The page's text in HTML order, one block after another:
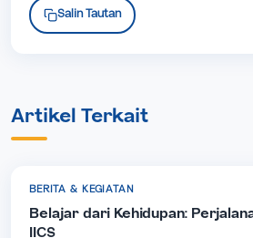
Salin Tautan
Artikel Terkait
BERITA & KEGIATAN
Belajar dari Kehidupan:
IICS